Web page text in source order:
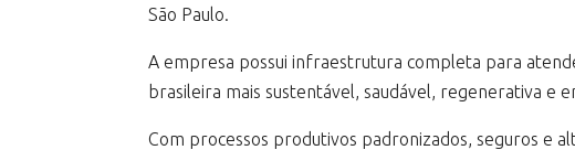
São Paulo.
A empresa possui infraestrutura completa para
brasileira mais sustentável, saudável, regenerativa e
Com processos produtivos padronizados, seguros e